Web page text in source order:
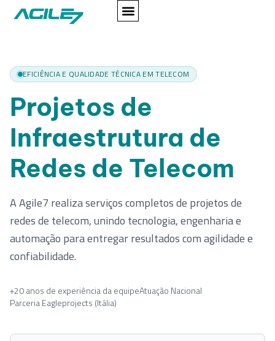
EFICIÊNCIA E QUALIDADE TÉCNICA EM TELECOM
Projetos de
Infraestrutura de
Redes de Telecom
A Agile7 realiza serviços completos de projetos de
redes de telecom, unindo tecnologia, engenharia e
automação para entregar resultados com agilidade e
confiabilidade.
+20 anos de experiência da equipeAtuação Nacional
Parceria Eagleprojects (Itália)